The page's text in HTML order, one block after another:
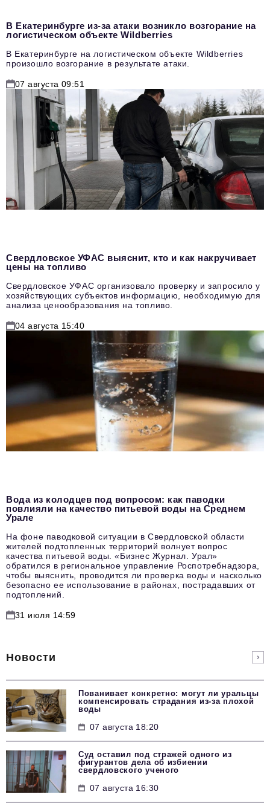
В Екатеринбурге из-за атаки возникло возгорание на
логистическом объекте Wildberries
В Екатеринбурге на логистическом объекте Wildberries
произошло возгорание в результате атаки.
07 августа 09:51
Свердловское УФАС выяснит, кто и как накручивает
цены на топливо
Свердловское УФАС организовало проверку и запросило у
хозяйствующих субъектов информацию, необходимую для
анализа ценообразования на топливо.
04 августа 15:40
Вода из колодцев под вопросом: как паводки
повлияли на качество питьевой воды на Среднем
Урале
На фоне паводковой ситуации в Свердловской области
жителей подтопленных территорий волнует вопрос
качества питьевой воды. «Бизнес Журнал. Урал»
обратился в региональное управление Роспотребнадзора,
чтобы выяснить, проводится ли проверка воды и насколько
безопасно ее использование в районах, пострадавших от
подтоплений.
31 июля 14:59
Новости
Пованивает конкретно: могут ли уральцы
компенсировать страдания из-за плохой
воды
07 августа 18:20
Суд оставил под стражей одного из
фигурантов дела об избиении
свердловского ученого
07 августа 16:30